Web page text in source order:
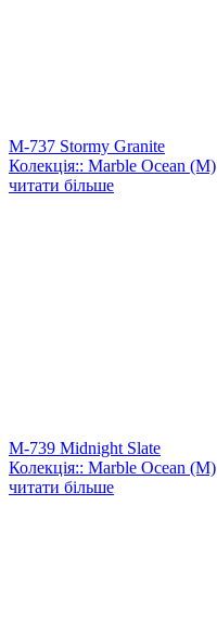
M-737 Stormy Granite
Колекція:: Marble Ocean (M)
читати більше
M-739 Midnight Slate
Колекція:: Marble Ocean (M)
читати більше